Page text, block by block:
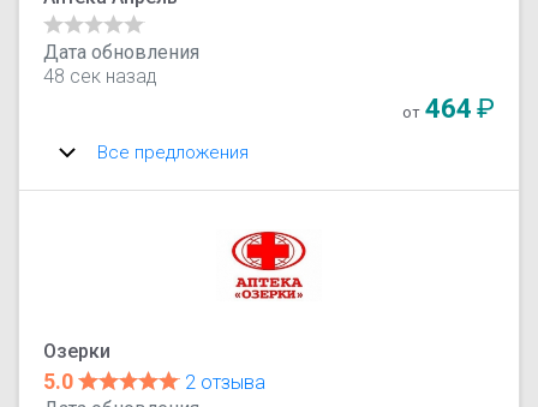
Дата обновления
48 сек назад
от 464₽
Все предложения
Озерки
5.0
2 отзыва